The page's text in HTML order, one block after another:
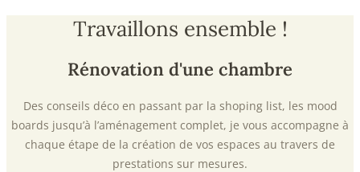
Travaillons ensemble !
Rénovation d'une chambre
Des conseils déco en passant par la shoping list, les mood
boards jusqu’à l’aménagement complet, je vous accompagne à
chaque étape de la création de vos espaces au travers de
prestations sur mesures.